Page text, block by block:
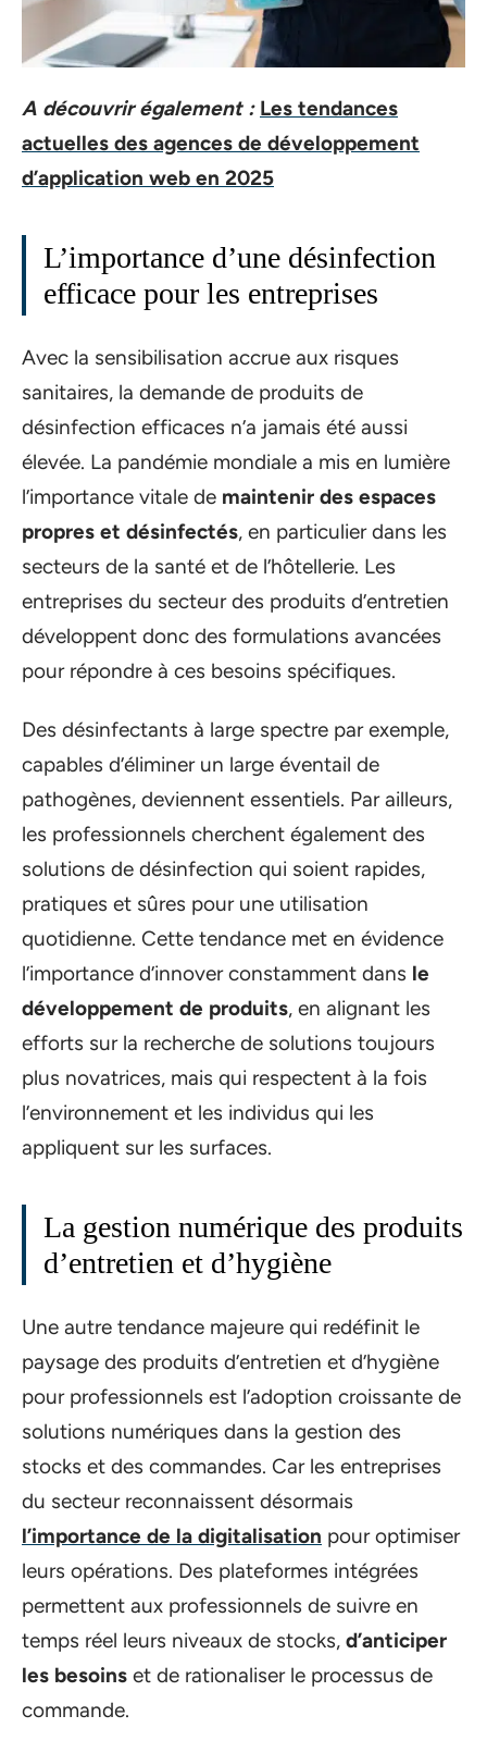
A découvrir également : Les tendances
actuelles des agences de développement
d’application web en 2025
L’importance d’une désinfection
efficace pour les entreprises
Avec la sensibilisation accrue aux risques
sanitaires, la demande de produits de
désinfection efficaces n’a jamais été aussi
élevée. La pandémie mondiale a mis en lumière
l’importance vitale de maintenir des espaces
propres et désinfectés, en particulier dans les
secteurs de la santé et de l’hôtellerie. Les
entreprises du secteur des produits d’entretien
développent donc des formulations avancées
pour répondre à ces besoins spécifiques.
Des désinfectants à large spectre par exemple,
capables d’éliminer un large éventail de
pathogènes, deviennent essentiels. Par ailleurs,
les professionnels cherchent également des
solutions de désinfection qui soient rapides,
pratiques et sûres pour une utilisation
quotidienne. Cette tendance met en évidence
l’importance d’innover constamment dans le
développement de produits, en alignant les
efforts sur la recherche de solutions toujours
plus novatrices, mais qui respectent à la fois
l’environnement et les individus qui les
appliquent sur les surfaces.
La gestion numérique des produits
d’entretien et d’hygiène
Une autre tendance majeure qui redéfinit le
paysage des produits d’entretien et d’hygiène
pour professionnels est l’adoption croissante de
solutions numériques dans la gestion des
stocks et des commandes. Car les entreprises
du secteur reconnaissent désormais
l’importance de la digitalisation pour optimiser
leurs opérations. Des plateformes intégrées
permettent aux professionnels de suivre en
temps réel leurs niveaux de stocks, d’anticiper
les besoins et de rationaliser le processus de
commande.